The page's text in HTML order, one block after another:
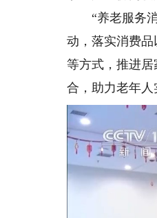
“养老服务消
动，落实消费
等方式，推进
合，助力老年人